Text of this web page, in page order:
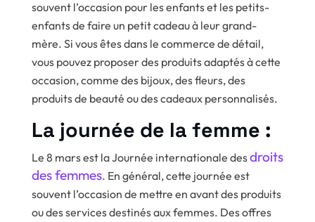
souvent l’occasion pour les enfants et les petits-
enfants de faire un petit cadeau à leur grand-
mère. Si vous êtes dans le commerce de détail,
vous pouvez proposer des produits adaptés à cette
occasion, comme des bijoux, des fleurs, des
produits de beauté ou des cadeaux personnalisés.
La journée de la femme :
Le 8 mars est la Journée internationale desdroits
des femmes. En général, cette journée est
souvent l’occasion de mettre en avant des produits
ou des services destinés aux femmes. Des offres